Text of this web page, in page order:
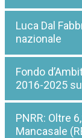
Luca Dal
nazionale
Fondo
2016-2025
PNRR: Oltre
Mancasale